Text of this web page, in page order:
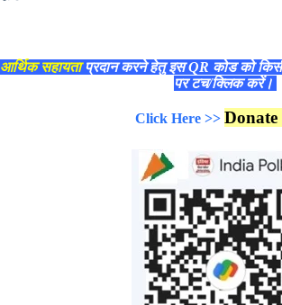
आर्थिक सहायताप्रदान करने हेतु इस QR कोड को
पर टच/क्लिक करें।
Click Here >> Donate